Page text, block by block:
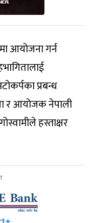
आयोजना गर्न
प्रबन्ध
र आयोजक नेपाली
हस्ताक्षर